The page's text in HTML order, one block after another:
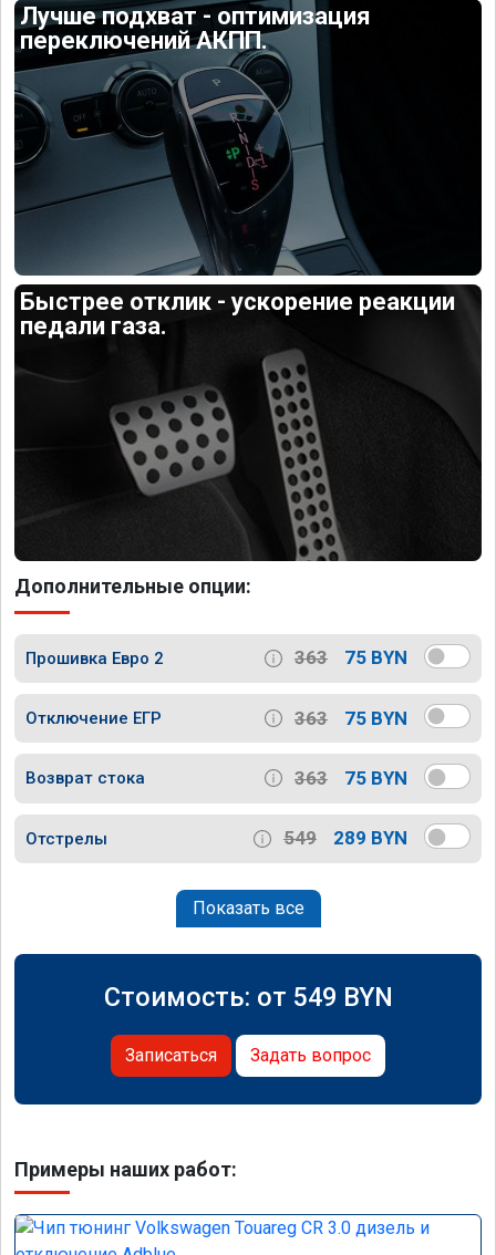
Лучше подхват - оптимизация
переключений АКПП.
Быстрее отклик - ускорение реакции
педали газа.
Дополнительные опции:
Прошивка Евро 2 363 75 BYN
Отключение ЕГР 363 75 BYN
Возврат стока 363 75 BYN
Отстрелы 549 289 BYN
Показать все
Стоимость: от 549 BYN
Записаться Задать вопрос
Примеры наших работ: